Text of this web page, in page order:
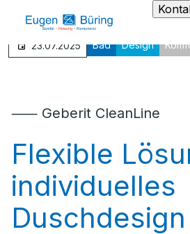
23.07.2025 Bad Design
⸺ Geberit CleanLine
Flexible
individuelles
Duschdesign